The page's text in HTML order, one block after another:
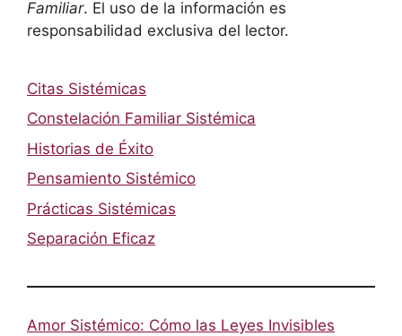
Familiar. El uso de la información es
responsabilidad exclusiva del lector.
Citas Sistémicas
Constelación Familiar Sistémica
Historias de Éxito
Pensamiento Sistémico
Prácticas Sistémicas
Separación Eficaz
Amor Sistémico: Cómo las Leyes Invisibles